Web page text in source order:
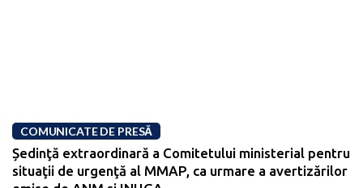
COMUNICATE DE PRESĂ
Ședinţă extraordinară a Comitetului ministerial pentru
situaţii de urgenţă al MMAP, ca urmare a avertizărilor